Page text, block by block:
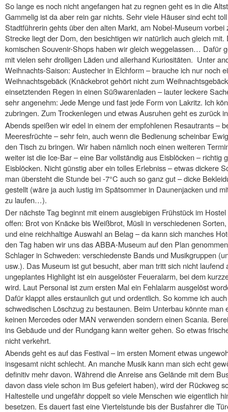
So lange es noch nicht angefangen hat zu regnen geht es in die
Gammelig ist da aber rein gar nichts. Sehr viele Häuser sind echt
Stadtführerin gehts über den alten Markt, am Nobel-Museum
Strecke liegt der Dom, den besichtigen wir natürlich auch gleich
komischen Souvenir-Shops haben wir gleich weggelassen… Dafür
mit vielen sehr drolligen Läden und allerhand Kuriositäten. Unter
Weihnachts-Saison: Austecher in Elchform – brauche ich nur noch
Weihnachtsgebäck (Knäckebrot gehört nicht zum
einsetztenden Regen in einen Süßwarenladen – lauter leckere
sehr angenehm: Jede Menge und fast jede Form von Lakritz. Ich
zubringen. Zum Trockenlegen und etwas Ausruhen geht es zurück
Abends speißen wir edel in einem der empfohlenen Resautrants –
Meeresfrüchte – sehr fein, auch wenn die Bedienung scheinbar
den Tisch zu bringen. Wir haben nämlich noch einen weiteren
weiter ist die Ice-Bar – eine Bar vollständig aus Eisblöcken – richtig
Eisblöcken. Nicht günstig aber ein tolles Erlebniss – etwas dickere
man übersteht die Stunde bei -7°C auch so ganz gut – dicke
gestellt (wäre ja auch lustig im Spätsommer in Daunenjacken und
zu laufen…).
Der nächste Tag beginnt mit einem ausgiebigen Frühstück im
offen: Brot von Knäcke bis Weißbrot, Müsli in verschiedenen
und eine reichhaltige Auswahl an Belag – da kann sich manches
den Tag haben wir uns das ABBA-Museum auf den Plan
Schlager in Schweden: verschiedenste Bands und Musikgruppen
usw.). Das Museum ist gut besucht, aber man tritt sich nicht
ungeplantes Highlight ist ein ausgelöster Feueralarm, bei dem
wird. Laut Personal ist zum ersten Mal ein Fehlalarm ausgelöst
Dafür klappt alles erstaunlich gut und ordentlich. So komme ich
schwedischen Löschzug zu bestaunen. Beim Unterbau könnte man
keinen Mercedes oder MAN verwenden sondern einen Scania.
ins Gebäude und der Rundgang kann weiter gehen. So etwas
nicht verkehrt.
Abends geht es auf das Festival – im ersten Moment etwas
insgesamt nicht schlecht. An manche Musik kann man sich echt
definitiv mehr davon. Während die Anreise ans Gelände mit dem
davon dass viele schon im Bus gefeiert haben), wird der Rückweg
Haltestelle und ungefähr doppelt so viele Menschen wie eigentlich
besetzen. Es dauert fast eine Viertelstunde bis der Busfahrer die